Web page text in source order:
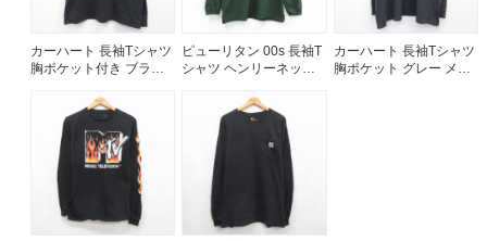
カーハート 長袖Tシャツ
胸ポケット付き ブラッ
ピューリタン 00s 長袖T
シャツ ヘンリーネック
カーハート 長袖Tシャツ
胸ポケット グレー メン